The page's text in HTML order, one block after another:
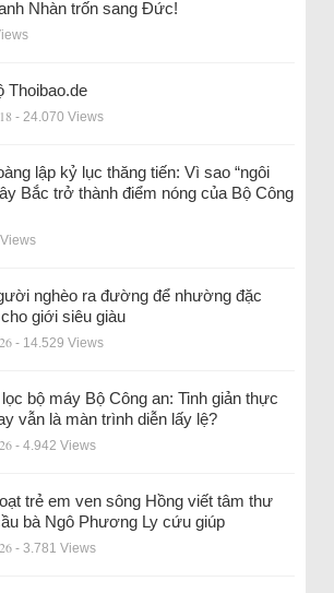
Nhàn trốn sang Đức!
Thoibao.de
- 24.070 Views
lập kỷ lục thăng tiến: Vì sao “ngôi
Bắc trở thành điểm nóng của Bộ Công
nghèo ra đường để nhường đặc
giới siêu giàu
- 14.529 Views
bộ máy Bộ Công an: Tinh giản thực
vẫn là màn trình diễn lấy lệ?
- 4.942 Views
trẻ em ven sông Hồng viết tâm thư
bà Ngô Phương Ly cứu giúp
- 3.781 Views